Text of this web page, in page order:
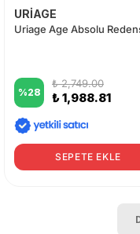
URİAGE
%28
₺ 2,749.00
₺ 1,988.81
SEPETE EKLE